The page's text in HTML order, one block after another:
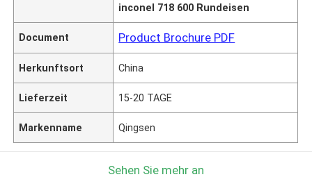
inconel 718 600 Rundeisen
Document Product Brochure PDF
Herkunftsort China
Lieferzeit 15-20 TAGE
Markenname Qingsen
Sehen Sie mehr an